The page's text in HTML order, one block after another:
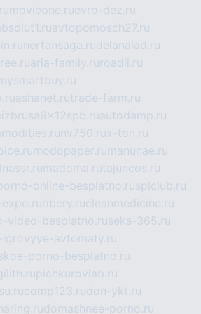
movieone.ruevro-dez.ru
avtopomosch27.ru
nertansaga.rudelanalad.ru
aria-family.ru roadli.ru
mysmartbuy.ru
ashanet.rutrade-farm.ru
autodamp.ru
nv750.rux-ton.ru
modopaper.ru manunae.ru
madoma.rutajuncos.ru
online-besplatno.rusplclub.ru
ribery.rucleanmedicine.ru
video-besplatno.ruseks-365.ru
avtomaty.ru
porno-besplatno.ru
pichkurovlab.ru
comp123.rudon-ykt.ru
domashnee-porno.ru